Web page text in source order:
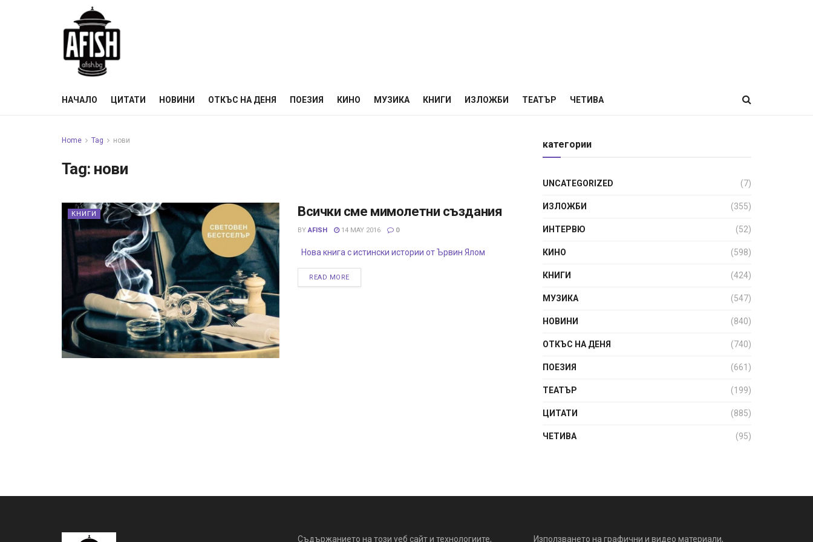
НАЧАЛО ЦИТАТИ НОВИНИ ОТКЪС НА ДЕНЯ ПОЕЗИЯ КИНО МУЗИКА КНИГИ ИЗЛОЖБИ ТЕАТЪР ЧЕТИВА
Home Tag нови
Tag: нови
КНИГИ Всички сме мимолетни създания
BY AFISH 14 MAY 2016 0
Нова книга с истински истории от Ървин Ялом
READ MORE
категории
UNCATEGORIZED (7)
ИЗЛОЖБИ (355)
ИНТЕРВЮ (52)
КИНО (598)
КНИГИ (424)
МУЗИКА (547)
НОВИНИ (840)
ОТКЪС НА ДЕНЯ (740)
ПОЕЗИЯ (661)
ТЕАТЪР (199)
ЦИТАТИ (885)
ЧЕТИВА (95)
Съдържанието на този уеб сайт и технологиите, Използването на графични и видео материали,